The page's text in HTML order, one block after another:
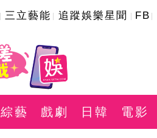
三立藝能 追蹤娛樂星聞 FB
綜藝 戲劇 日韓 電影